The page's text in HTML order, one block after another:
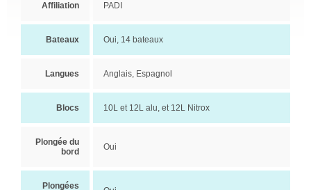
Affiliation PADI
Bateaux Oui, 14 bateaux
Langues Anglais, Espagnol
Blocs 10L et 12L alu, et 12L Nitrox
Plongée du
bord
Oui
Plongées